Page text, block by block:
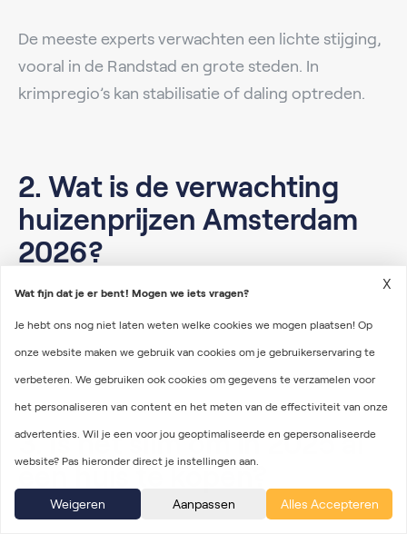
De meeste experts verwachten een lichte stijging,
vooral in de Randstad en grote steden. In
krimpregio’s kan stabilisatie of daling optreden.
2. Wat is de verwachting
huizenprijzen Amsterdam
2026?
Amsterdam blijft bovengemiddeld groeien door
internationale vraag en schaarste in het aanbod.
3. Is het slim om in 2025 al
een huis te kopen?
Wat fijn dat je er bent! Mogen we iets vragen?
Je hebt ons nog niet laten weten welke cookies we mogen plaatsen! Op
onze website maken we gebruik van cookies om je gebruikerservaring te
verbeteren. We gebruiken ook cookies om gegevens te verzamelen voor
het personaliseren van content en het meten van de effectiviteit van onze
advertenties. Wil je een voor jou geoptimaliseerde en gepersonaliseerde
website? Pas hieronder direct je instellingen aan.
Weigeren Aanpassen Alles Accepteren
X